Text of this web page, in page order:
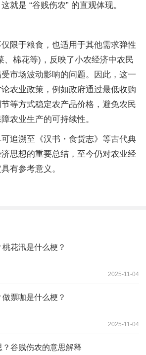
就是 “谷贱伤农” 的直观体现。
仅限于粮食，也适用于其他需求弹性
、棉花等)，反映了小农经济中农民
市场波动影响的问题。因此，这一
农业政策，例如政府通过最低收购
等方式稳定农产品价格，避免农民
农业生产的可持续性。
追溯至《汉书・食货志》等古代典
思想的重要总结，至今仍对农业经
有参考意义。
花汛是什么梗？
2025-11-04
票咖是什么梗？
2025-11-04
谷贱伤农的意思解释